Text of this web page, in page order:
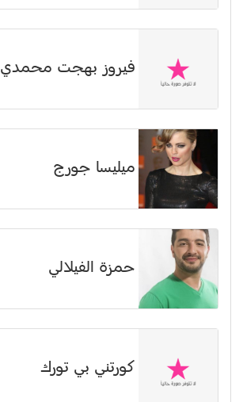
فيروز بهجت محمدي
ميليسا جورج
حمزة الفيلالي
كورتني بي تورك